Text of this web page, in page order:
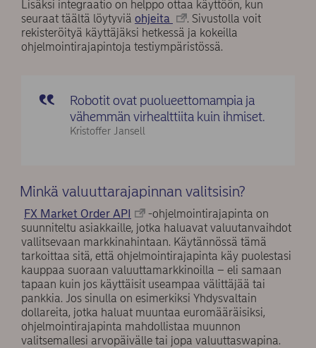
Lisäksi integraatio on helppo ottaa käyttöön, kun
seuraat täältä löytyviä ohjeita
. Sivustolla voit
rekisteröityä käyttäjäksi hetkessä ja kokeilla
ohjelmointirajapintoja testiympäristössä.
Robotit ovat puolueettomampia ja
vähemmän virhealttiita kuin ihmiset.
Kristoffer Jansell
Minkä valuuttarajapinnan valitsisin?
FX Market Order API
-ohjelmointirajapinta on
suunniteltu asiakkaille, jotka haluavat valuutanvaihdot
vallitsevaan markkinahintaan. Käytännössä tämä
tarkoittaa sitä, että ohjelmointirajapinta käy puolestasi
kauppaa suoraan valuuttamarkkinoilla – eli samaan
tapaan kuin jos käyttäisit useampaa välittäjää tai
pankkia. Jos sinulla on esimerkiksi Yhdysvaltain
dollareita, jotka haluat muuntaa euromääräisiksi,
ohjelmointirajapinta mahdollistaa muunnon
valitsemallesi arvopäivälle tai jopa valuuttaswapina.